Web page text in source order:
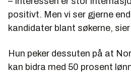
positivt. Men vi ser gjerne
kandidater blant søkerne,
Hun peker dessuten på at
kan bidra med 50 prosent